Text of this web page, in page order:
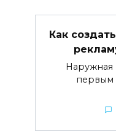
Как
Наружная
первым